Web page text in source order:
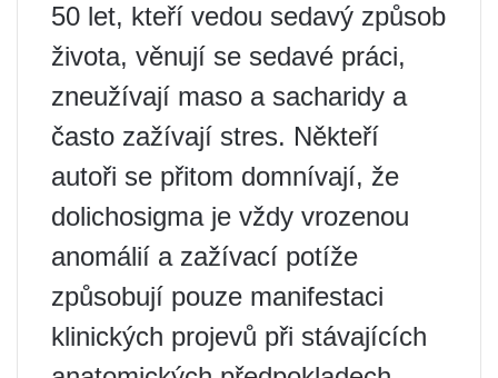
50 let, kteří vedou sedavý způsob
života, věnují se sedavé práci,
zneužívají maso a sacharidy a
často zažívají stres. Někteří
autoři se přitom domnívají, že
dolichosigma je vždy vrozenou
anomálií a zažívací potíže
způsobují pouze manifestaci
klinických projevů při stávajících